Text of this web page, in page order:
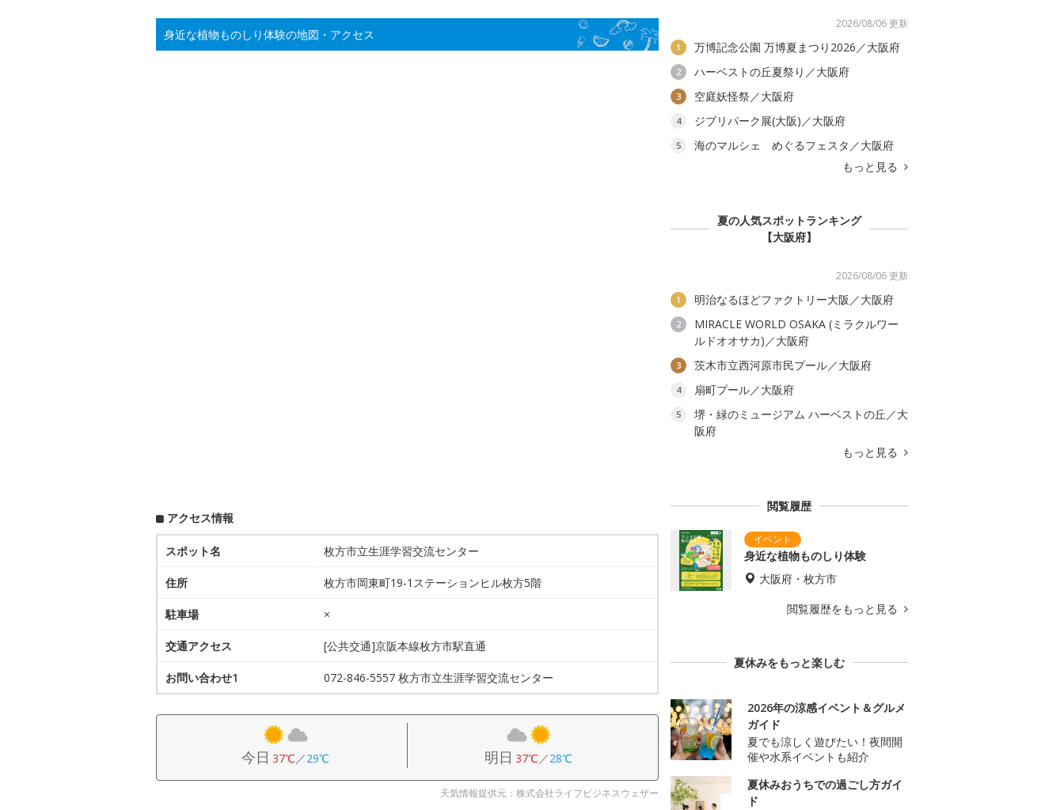
身近な植物ものしり体験の地図・アクセス
アクセス情報
スポット名 枚方市立生涯学習交流センター
住所 枚方市岡東町19-1ステーションヒル枚方5階
駐車場 ×
交通アクセス [公共交通]京阪本線枚方市駅直通
お問い合わせ1 072-846-5557 枚方市立生涯学習交流センター
今日 37℃／29℃ 明日 37℃／28℃
天気情報提供元：株式会社ライフビジネスウェザー
2026/08/06 更新
1 万博記念公園 万博夏まつり2026／大阪府
2 ハーベストの丘夏祭り／大阪府
3 空庭妖怪祭／大阪府
4 ジブリパーク展(大阪)／大阪府
5
海のマルシェ めぐるフェスタ／大阪府
もっと見る
夏の人気スポットランキング
【大阪府】
2026/08/06 更新
1 明治なるほどファクトリー大阪／大阪府
2
MIRACLE WORLD OSAKA (ミラクルワー
ルドオオサカ)／大阪府
3 茨木市立西河原市民プール／大阪府
4 扇町プール／大阪府
5
堺・緑のミュージアム ハーベストの丘／大
阪府
もっと見る
閲覧履歴
身近な植物ものしり体験
大阪府・枚方市
閲覧履歴をもっと見る
夏休みをもっと楽しむ
2026年の涼感イベント＆グルメ
ガイド
夏でも涼しく遊びたい！夜間開
催や水系イベントも紹介
夏休みおうちでの過ごし方ガイ
ド